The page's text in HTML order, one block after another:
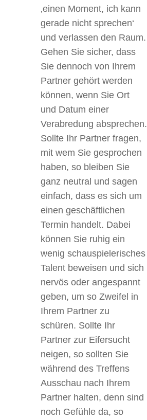
‚einen Moment, ich kann
gerade nicht sprechen‘
und verlassen den Raum.
Gehen Sie sicher, dass
Sie dennoch von Ihrem
Partner gehört werden
können, wenn Sie Ort
und Datum einer
Verabredung absprechen.
Sollte Ihr Partner fragen,
mit wem Sie gesprochen
haben, so bleiben Sie
ganz neutral und sagen
einfach, dass es sich um
einen geschäftlichen
Termin handelt. Dabei
können Sie ruhig ein
wenig schauspielerisches
Talent beweisen und sich
nervös oder angespannt
geben, um so Zweifel in
Ihrem Partner zu
schüren. Sollte Ihr
Partner zur Eifersucht
neigen, so sollten Sie
während des Treffens
Ausschau nach Ihrem
Partner halten, denn sind
noch Gefühle da, so